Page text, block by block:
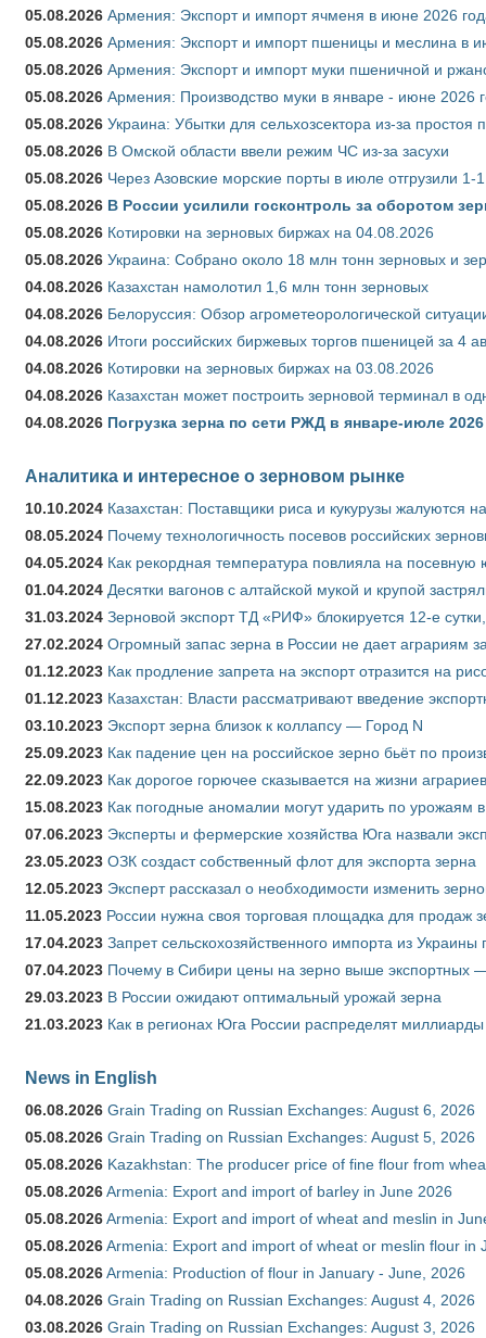
05.08.2026 Армения: Экспорт и импорт ячменя в июне 2026
05.08.2026 Армения: Экспорт и импорт пшеницы и меслина в
05.08.2026 Армения: Экспорт и импорт муки пшеничной и
05.08.2026 Армения: Производство муки в январе - июне 2026
05.08.2026 Украина: Убытки для сельхозсектора из-за простоя
05.08.2026 В Омской области ввели режим ЧС из-за засухи
05.08.2026 Через Азовские морские порты в июле отгрузили
05.08.2026 В России усилили госконтроль за оборотом
05.08.2026 Котировки на зерновых биржах на 04.08.2026
05.08.2026 Украина: Собрано около 18 млн тонн зерновых и
04.08.2026 Казахстан намолотил 1,6 млн тонн зерновых
04.08.2026 Белоруссия: Обзор агрометеорологической
04.08.2026 Итоги российских биржевых торгов пшеницей за 4
04.08.2026 Котировки на зерновых биржах на 03.08.2026
04.08.2026 Казахстан может построить зерновой терминал в
04.08.2026 Погрузка зерна по сети РЖД в январе-июле
Аналитика и интересное о зерновом рынке
10.10.2024 Казахстан: Поставщики риса и кукурузы жалуются
08.05.2024 Почему технологичность посевов российских
04.05.2024 Как рекордная температура повлияла на
01.04.2024 Десятки вагонов с алтайской мукой и крупой
31.03.2024 Зерновой экспорт ТД «РИФ» блокируется 12-е
27.02.2024 Огромный запас зерна в России не дает аграриям
01.12.2023 Как продление запрета на экспорт отразится на
01.12.2023 Казахстан: Власти рассматривают введение
03.10.2023 Экспорт зерна близок к коллапсу — Город N
25.09.2023 Как падение цен на российское зерно бьёт по
22.09.2023 Как дорогое горючее сказывается на жизни аграриев
15.08.2023 Как погодные аномалии могут ударить по урожаям
07.06.2023 Эксперты и фермерские хозяйства Юга назвали
23.05.2023 ОЗК создаст собственный флот для экспорта зерна
12.05.2023 Эксперт рассказал о необходимости изменить
11.05.2023 России нужна своя торговая площадка для продаж
17.04.2023 Запрет сельскохозяйственного импорта из
07.04.2023 Почему в Сибири цены на зерно выше экспортных
29.03.2023 В России ожидают оптимальный урожай зерна
21.03.2023 Как в регионах Юга России распределят
News in English
06.08.2026 Grain Trading on Russian Exchanges: August 6, 2026
05.08.2026 Grain Trading on Russian Exchanges: August 5, 2026
05.08.2026 Kazakhstan: The producer price of fine flour from
05.08.2026Armenia: Export and import of barley in June 2026
05.08.2026Armenia: Export and import of wheat and meslin in
05.08.2026Armenia: Export and import of wheat or meslin flour in
05.08.2026Armenia: Production of flour in January - June, 2026
04.08.2026 Grain Trading on Russian Exchanges: August 4, 2026
03.08.2026 Grain Trading on Russian Exchanges: August 3, 2026